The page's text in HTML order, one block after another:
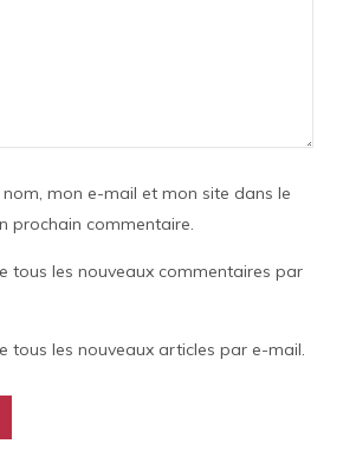
mon e-mail et mon site dans le
prochain commentaire.
tous les nouveaux commentaires par
tous les nouveaux articles par e-mail.